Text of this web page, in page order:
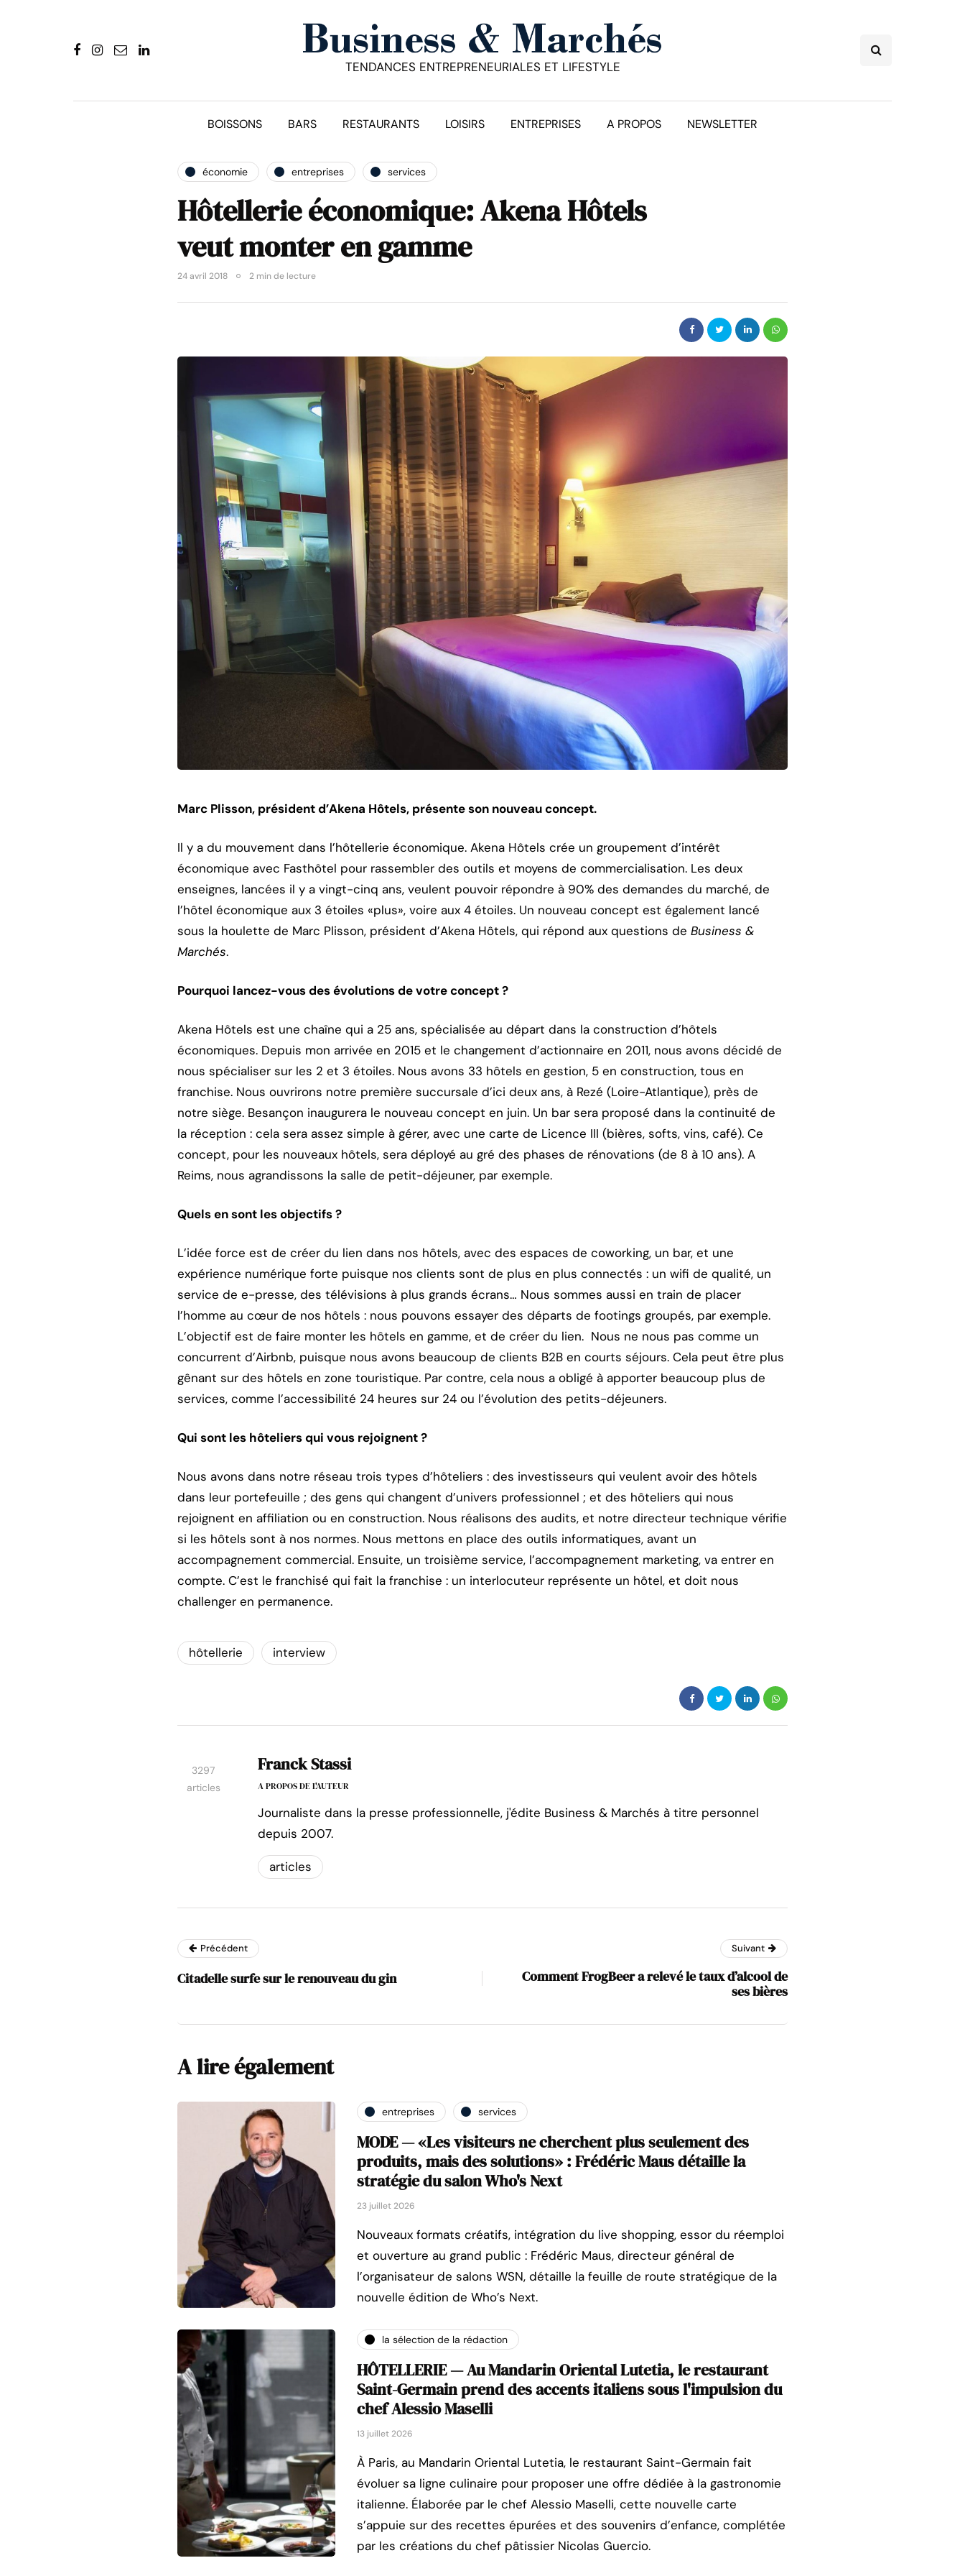
TENDANCES ENTREPRENEURIALES ET LIFESTYLE
BOISSONS BARS RESTAURANTS LOISIRS ENTREPRISES A PROPOS NEWSLETTER
économie entreprises services
Hôtellerie économique: Akena Hôtels
veut monter en gamme
24 avril 2018 2 min de lecture
Marc Plisson, président d’Akena Hôtels, présente son nouveau concept.
Il y a du mouvement dans l’hôtellerie économique. Akena Hôtels crée un groupement d’intérêt
économique avec Fasthôtel pour rassembler des outils et moyens de commercialisation. Les deux
enseignes, lancées il y a vingt-cinq ans, veulent pouvoir répondre à 90% des demandes du marché, de
l’hôtel économique aux 3 étoiles «plus», voire aux 4 étoiles. Un nouveau concept est également lancé
sous la houlette de Marc Plisson, président d’Akena Hôtels, qui répond aux questions de Business &
Marchés.
Pourquoi lancez-vous des évolutions de votre concept ?
Akena Hôtels est une chaîne qui a 25 ans, spécialisée au départ dans la construction d’hôtels
économiques. Depuis mon arrivée en 2015 et le changement d’actionnaire en 2011, nous avons décidé de
nous spécialiser sur les 2 et 3 étoiles. Nous avons 33 hôtels en gestion, 5 en construction, tous en
franchise. Nous ouvrirons notre première succursale d’ici deux ans, à Rezé (Loire-Atlantique), près de
notre siège. Besançon inaugurera le nouveau concept en juin. Un bar sera proposé dans la continuité de
la réception : cela sera assez simple à gérer, avec une carte de Licence III (bières, softs, vins, café). Ce
concept, pour les nouveaux hôtels, sera déployé au gré des phases de rénovations (de 8 à 10 ans). A
Reims, nous agrandissons la salle de petit-déjeuner, par exemple.
Quels en sont les objectifs ?
L’idée force est de créer du lien dans nos hôtels, avec des espaces de coworking, un bar, et une
expérience numérique forte puisque nos clients sont de plus en plus connectés : un wifi de qualité, un
service de e-presse, des télévisions à plus grands écrans… Nous sommes aussi en train de placer
l’homme au cœur de nos hôtels : nous pouvons essayer des départs de footings groupés, par exemple.
L’objectif est de faire monter les hôtels en gamme, et de créer du lien. Nous ne nous pas comme un
concurrent d’Airbnb, puisque nous avons beaucoup de clients B2B en courts séjours. Cela peut être plus
gênant sur des hôtels en zone touristique. Par contre, cela nous a obligé à apporter beaucoup plus de
services, comme l’accessibilité 24 heures sur 24 ou l’évolution des petits-déjeuners.
Qui sont les hôteliers qui vous rejoignent ?
Nous avons dans notre réseau trois types d’hôteliers : des investisseurs qui veulent avoir des hôtels
dans leur portefeuille ; des gens qui changent d’univers professionnel ; et des hôteliers qui nous
rejoignent en affiliation ou en construction. Nous réalisons des audits, et notre directeur technique vérifie
si les hôtels sont à nos normes. Nous mettons en place des outils informatiques, avant un
accompagnement commercial. Ensuite, un troisième service, l’accompagnement marketing, va entrer en
compte. C’est le franchisé qui fait la franchise : un interlocuteur représente un hôtel, et doit nous
challenger en permanence.
hôtellerie interview
3297
articles
Franck Stassi
A PROPOS DE L'AUTEUR
Journaliste dans la presse professionnelle, j'édite Business & Marchés à titre personnel
depuis 2007.
articles
Précédent
Citadelle surfe sur le renouveau du gin
Suivant
Comment FrogBeer a relevé le taux d’alcool de
ses bières
A lire également
entreprises services
MODE — «Les visiteurs ne cherchent plus seulement des
produits, mais des solutions» : Frédéric Maus détaille la
stratégie du salon Who's Next
23 juillet 2026
Nouveaux formats créatifs, intégration du live shopping, essor du réemploi
et ouverture au grand public : Frédéric Maus, directeur général de
l’organisateur de salons WSN, détaille la feuille de route stratégique de la
nouvelle édition de Who’s Next.
la sélection de la rédaction
HÔTELLERIE — Au Mandarin Oriental Lutetia, le restaurant
Saint-Germain prend des accents italiens sous l'impulsion du
chef Alessio Maselli
13 juillet 2026
À Paris, au Mandarin Oriental Lutetia, le restaurant Saint-Germain fait
évoluer sa ligne culinaire pour proposer une offre dédiée à la gastronomie
italienne. Élaborée par le chef Alessio Maselli, cette nouvelle carte
s’appuie sur des recettes épurées et des souvenirs d’enfance, complétée
par les créations du chef pâtissier Nicolas Guercio.